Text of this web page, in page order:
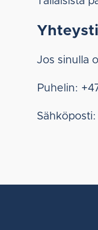
Jos sinulla
Puhelin:
Sähköposti: